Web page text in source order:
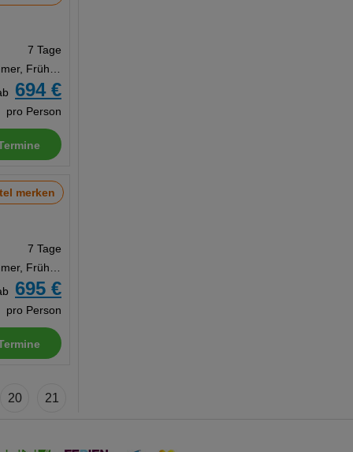
7 Tage
Doppelzimmer, Frühstück
694 €
pro Person
merken
7 Tage
Doppelzimmer, Frühstück
695 €
pro Person
20 21